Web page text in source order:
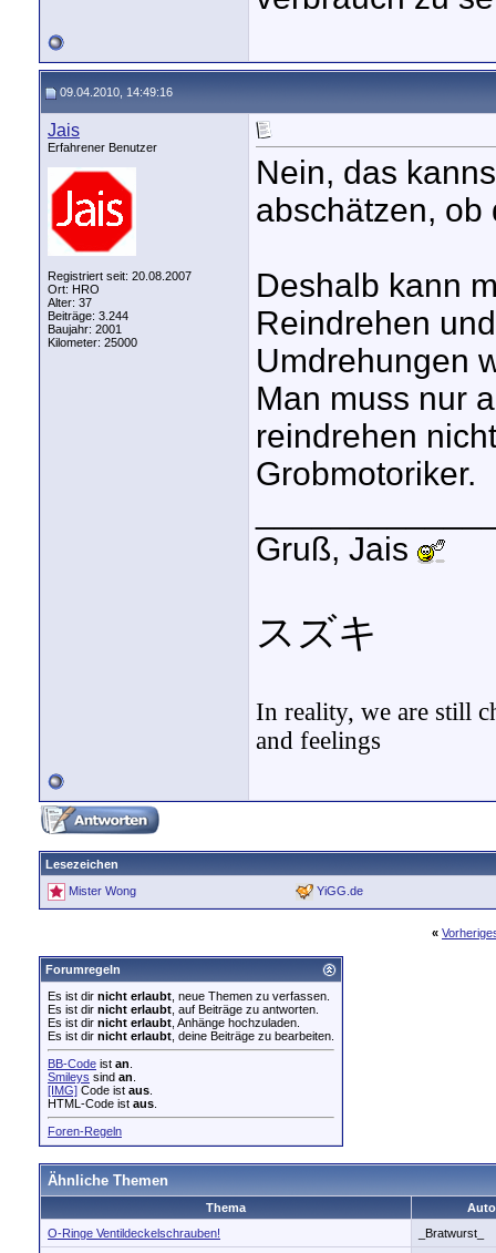
09.04.2010, 14:49:16
Jais
Erfahrener Benutzer
Registriert seit: 20.08.2007
Ort: HRO
Alter: 37
Beiträge: 3.244
Baujahr: 2001
Kilometer: 25000
Nein, das
abschätzen, ob
Deshalb kann
Reindrehen
Umdrehungen
Man muss nur
reindrehen
Grobmotoriker.
Gruß, Jais
スズキ
In reality, we are still
and feelings
Lesezeichen
Mister Wong
YiGG.de
«
Forumregeln
Es ist dir nicht erlaubt , neue Themen zu verfassen.
Es ist dir nicht erlaubt , auf Beiträge zu antworten.
Es ist dir nicht erlaubt , Anhänge hochzuladen.
Es ist dir nicht erlaubt , deine Beiträge zu bearbeiten.
BB-Code ist an
Smileys sind an
[IMG] Code ist aus
HTML-Code ist aus
Foren-Regeln
Ähnliche Themen
Thema
O-Ringe Ventildeckelschrauben!
_Bratwurst_